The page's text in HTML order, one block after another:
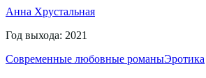
Анна Хрустальная
Год выхода: 2021
Современные любовные романыЭротика